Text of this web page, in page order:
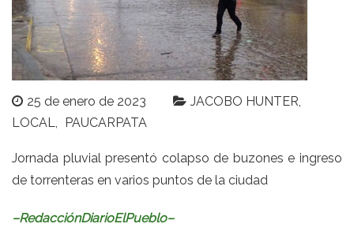
25 de enero de 2023
JACOBO HUNTER
LOCAL
PAUCARPATA
Jornada pluvial presentó colapso de buzones e ingreso
de torrenteras en varios puntos de la ciudad
–RedacciónDiarioElPueblo–